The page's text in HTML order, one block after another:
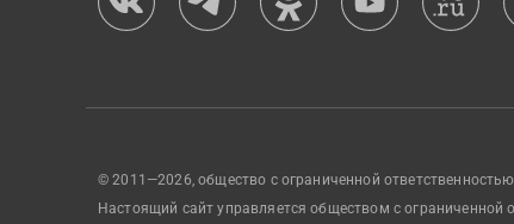
© 2011—2026, общество с ограниченной
Настоящий сайт управляется обществом с